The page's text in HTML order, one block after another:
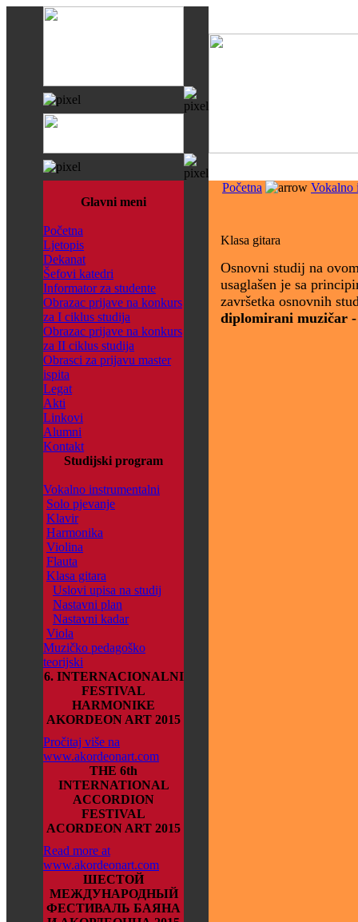
Glavni meni
Početna
Ljetopis
Dekanat
Šefovi katedri
Informator za studente
Obrazac prijave na konkurs
za I ciklus studija
Obrazac prijave na konkurs
za II ciklus studija
Obrasci za prijavu master
ispita
Legat
Akti
Linkovi
Alumni
Kontakt
Studijski program
Vokalno instrumentalni
Solo pjevanje
Klavir
Harmonika
Violina
Flauta
Klasa gitara
Uslovi upisa na studij
Nastavni plan
Nastavni kadar
Viola
Muzičko pedagoško
teorijski
6. INTERNACIONALNI
FESTIVAL
HARMONIKE
AKORDEON ART 2015
Pročitaj više na
www.akordeonart.com
THE 6th
INTERNATIONAL
ACCORDION
FESTIVAL
ACORDEON ART 2015
Read more at
www.akordeonart.com
ШЕСТОЙ
МЕЖДУНАРОДНЫЙ
ФЕСТИВАЛЬ БАЯНА
Početna Vokalno
Klasa gitara
Osnovni studij na
usaglašen je sa
završetka osnovnih
diplomirani muzičar